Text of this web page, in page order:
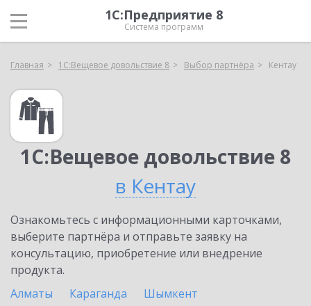
1С:Предприятие 8
Система программ
Главная 1С:Вещевое довольствие 8 Выбор партнёра Кентау
1С:Вещевое довольствие 8
в Кентау
Ознакомьтесь с информационными карточками,
выберите партнёра и отправьте заявку на
консультацию, приобретение или внедрение
продукта.
Алматы
Караганда
Шымкент